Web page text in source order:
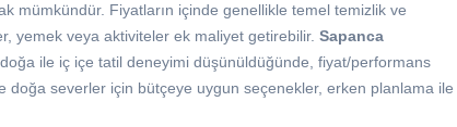
mümkündür. Fiyatların içinde genellikle temel temizlik ve
yemek veya aktiviteler ek maliyet getirebilir. Sapanca
ile iç içe tatil deneyimi düşünüldüğünde, fiyat/performans
doğa severler için bütçeye uygun seçenekler, erken planlama ile